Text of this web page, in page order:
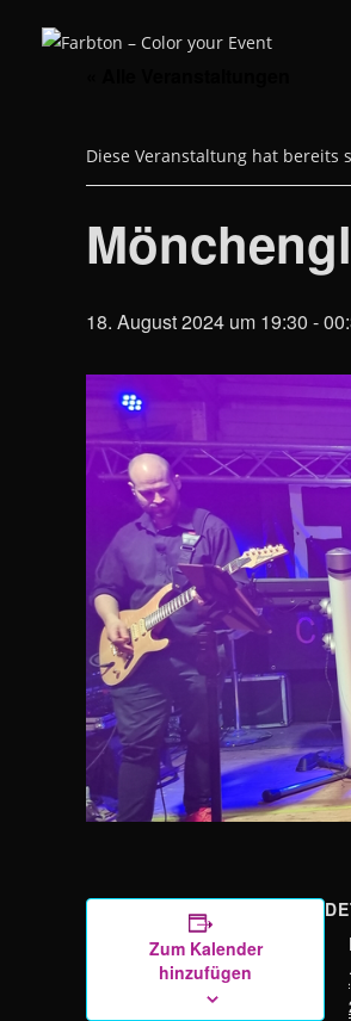
Inhalt
Diese Veranstaltung hat bereits
18. August 2024 um 19:30 -
Zum Kalender
hinzufügen